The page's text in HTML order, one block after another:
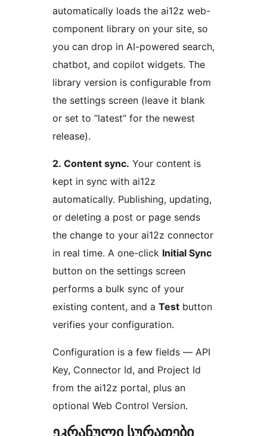
automatically loads the ai12z web-
component library on your site, so
you can drop in AI-powered search,
chatbot, and copilot widgets. The
library version is configurable from
the settings screen (leave it blank
or set to “latest” for the newest
release).
2. Content sync. Your content is
kept in sync with ai12z
automatically. Publishing, updating,
or deleting a post or page sends
the change to your ai12z connector
in real time. A one-click Initial Sync
button on the settings screen
performs a bulk sync of your
existing content, and a Test button
verifies your configuration.
Configuration is a few fields — API
Key, Connector Id, and Project Id
from the ai12z portal, plus an
optional Web Control Version.
ეკრანული სურათები